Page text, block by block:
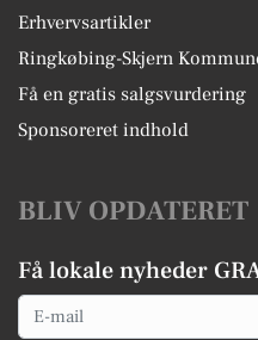
Erhvervsartikler
Ringkøbing-Skjern
Få en gratis salgsvurdering
Sponsoreret indhold
BLIV OPDATERET
Få lokale nyheder
Email